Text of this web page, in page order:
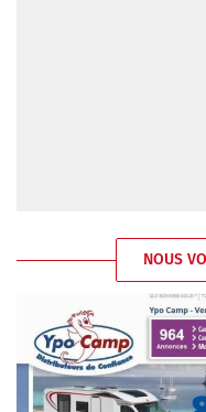
NOUS